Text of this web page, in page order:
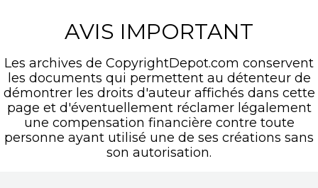
AVIS IMPORTANT
Les archives de CopyrightDepot.com conservent
les documents qui permettent au détenteur de
démontrer les droits d'auteur affichés dans cette
page et d'éventuellement réclamer légalement
une compensation financière contre toute
personne ayant utilisé une de ses créations sans
son autorisation.